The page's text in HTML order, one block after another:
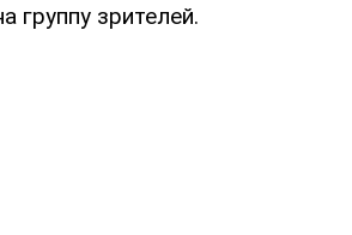
группу зрителей.